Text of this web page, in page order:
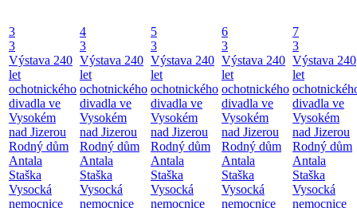
3
3
Výstava 240
let
ochotnického
divadla ve
Vysokém
nad Jizerou
Rodný dům
Antala
Staška
Vysocká
nemocnice
4
3
Výstava 240
let
ochotnického
divadla ve
Vysokém
nad Jizerou
Rodný dům
Antala
Staška
Vysocká
nemocnice
5
3
Výstava 240
let
ochotnického
divadla ve
Vysokém
nad Jizerou
Rodný dům
Antala
Staška
Vysocká
nemocnice
6
3
Výstava 240
let
ochotnického
divadla ve
Vysokém
nad Jizerou
Rodný dům
Antala
Staška
Vysocká
nemocnice
7
3
Výstava 240
let
divadla ve
Vysokém
nad Jizerou
Rodný dům
Antala
Staška
Vysocká
nemocnice